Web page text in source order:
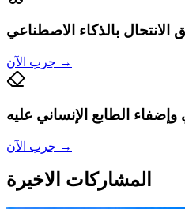
الانتحال بالذكاء الاصطناعي
جرب الآن →
الطابع الإنساني عليه
جرب الآن →
المشاركات الاخيرة